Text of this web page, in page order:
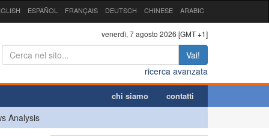
ESPAÑOL FRANÇAIS DEUTSCH CHINESE ARABIC
venerdì, 7 agosto 2026 [GMT +1]
Vai!
ricerca avanzata
chi siamo contatti
Analysis